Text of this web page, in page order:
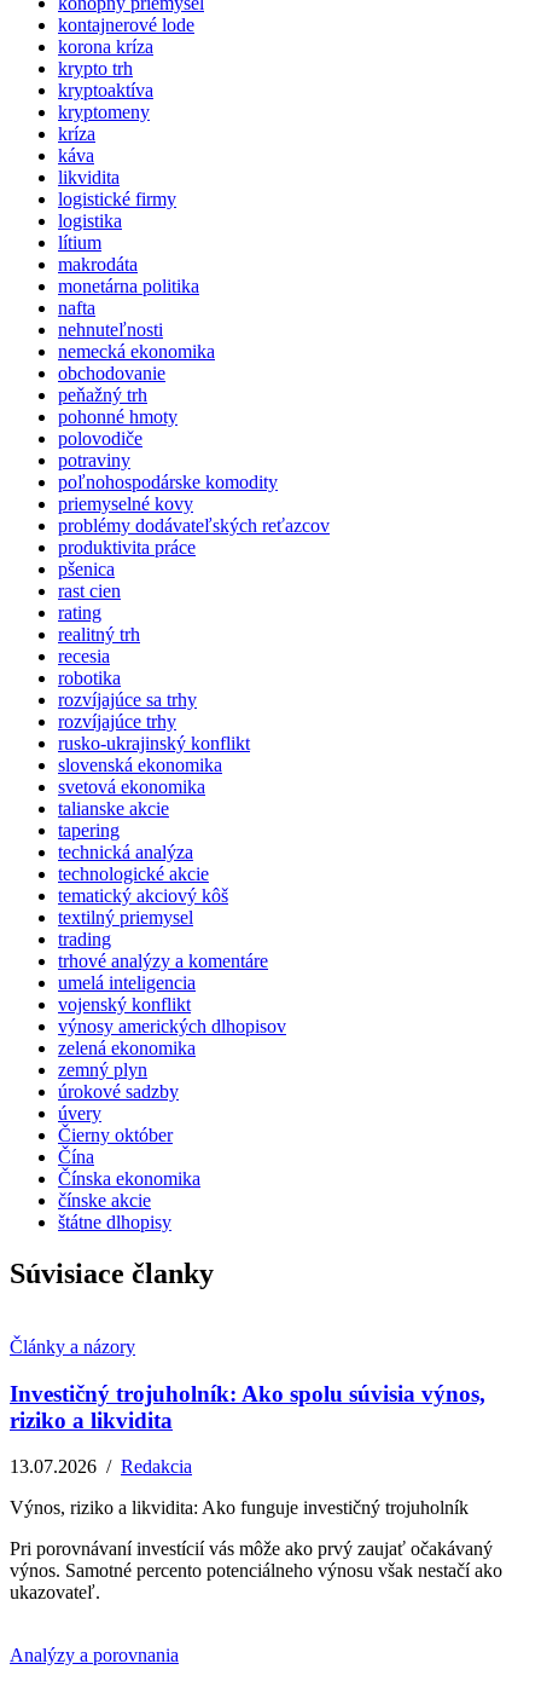
kontajnerové lode
korona kríza
krypto trh
kryptoaktíva
kryptomeny
kríza
káva
likvidita
logistické firmy
logistika
lítium
makrodáta
monetárna politika
nafta
nehnuteľnosti
nemecká ekonomika
obchodovanie
peňažný trh
pohonné hmoty
polovodiče
potraviny
poľnohospodárske komodity
priemyselné kovy
problémy dodávateľských reťazcov
produktivita práce
pšenica
rast cien
rating
realitný trh
recesia
robotika
rozvíjajúce sa trhy
rozvíjajúce trhy
rusko-ukrajinský konflikt
slovenská ekonomika
svetová ekonomika
talianske akcie
tapering
technická analýza
technologické akcie
tematický akciový kôš
textilný priemysel
trading
trhové analýzy a komentáre
umelá inteligencia
vojenský konflikt
výnosy amerických dlhopisov
zelená ekonomika
zemný plyn
úrokové sadzby
úvery
Čierny október
Čína
Čínska ekonomika
čínske akcie
štátne dlhopisy
Súvisiace članky
Články a názory
Investičný trojuholník: Ako spolu súvisia výnos,
riziko a likvidita
13.07.2026 / Redakcia
Výnos, riziko a likvidita: Ako funguje investičný trojuholník
Pri porovnávaní investícií vás môže ako prvý zaujať očakávaný
výnos. Samotné percento potenciálneho výnosu však nestačí ako
ukazovateľ.
Analýzy a porovnania